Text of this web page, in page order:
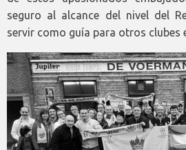
seguro al alcance del nivel del
servir como guía para otros clubes